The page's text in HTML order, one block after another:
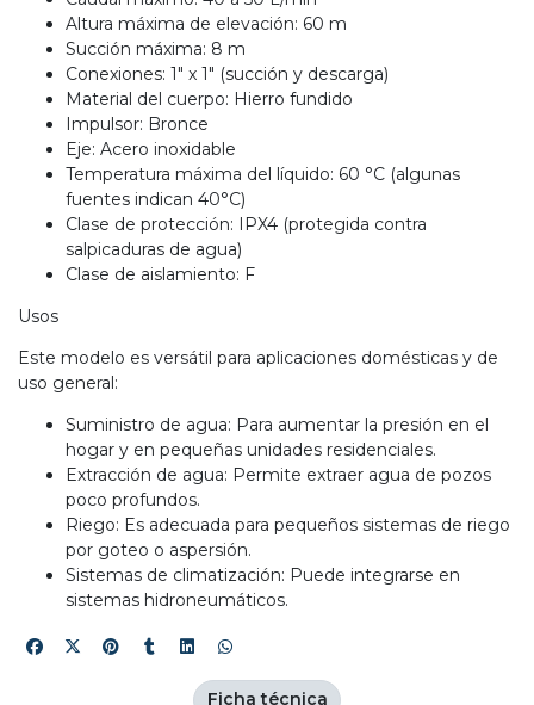
Altura máxima de elevación: 60 m
Succión máxima: 8 m
Conexiones: 1" x 1" (succión y descarga)
Material del cuerpo: Hierro fundido
Impulsor: Bronce
Eje: Acero inoxidable
Temperatura máxima del líquido: 60 °C (algunas
fuentes indican 40°C)
Clase de protección: IPX4 (protegida contra
salpicaduras de agua)
Clase de aislamiento: F
Usos
Este modelo es versátil para aplicaciones domésticas y de
uso general:
Suministro de agua: Para aumentar la presión en el
hogar y en pequeñas unidades residenciales.
Extracción de agua: Permite extraer agua de pozos
poco profundos.
Riego: Es adecuada para pequeños sistemas de riego
por goteo o aspersión.
Sistemas de climatización: Puede integrarse en
sistemas hidroneumáticos.
Ficha técnica